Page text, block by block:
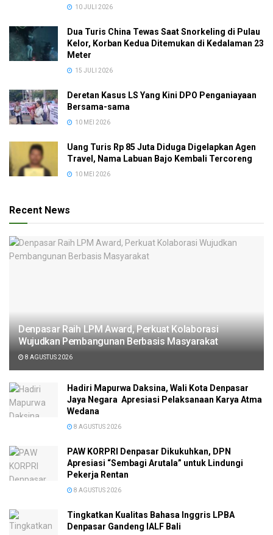
10 JULI 2026
Dua Turis China Tewas Saat Snorkeling di Pulau
Kelor, Korban Kedua Ditemukan di Kedalaman 23
Meter
15 JULI 2026
Deretan Kasus LS Yang Kini DPO Penganiayaan
Bersama-sama
10 MEI 2026
Uang Turis Rp 85 Juta Diduga Digelapkan Agen
Travel, Nama Labuan Bajo Kembali Tercoreng
10 MEI 2026
Recent News
Denpasar Raih LPM Award, Perkuat Kolaborasi
Wujudkan Pembangunan Berbasis Masyarakat
8 AGUSTUS 2026
Hadiri Mapurwa Daksina, Wali Kota Denpasar
Jaya Negara Apresiasi Pelaksanaan Karya Atma
Wedana
8 AGUSTUS 2026
PAW KORPRI Denpasar Dikukuhkan, DPN
Apresiasi “Sembagi Arutala” untuk Lindungi
Pekerja Rentan
8 AGUSTUS 2026
Tingkatkan Kualitas Bahasa Inggris LPBA
Denpasar Gandeng IALF Bali